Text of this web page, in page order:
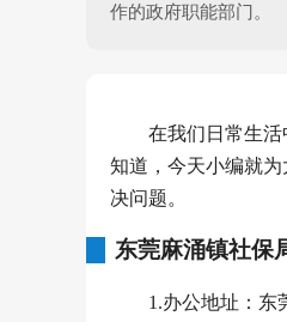
作的政府职能部门。
在我们日常生
知道，今天小编就
决问题。
东莞麻涌镇社保
1.办公地址：东